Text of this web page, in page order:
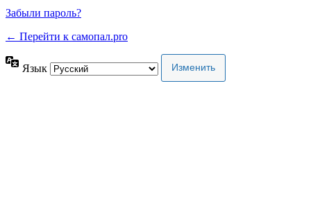
Забыли пароль?
← Перейти к самопал.pro
Язык